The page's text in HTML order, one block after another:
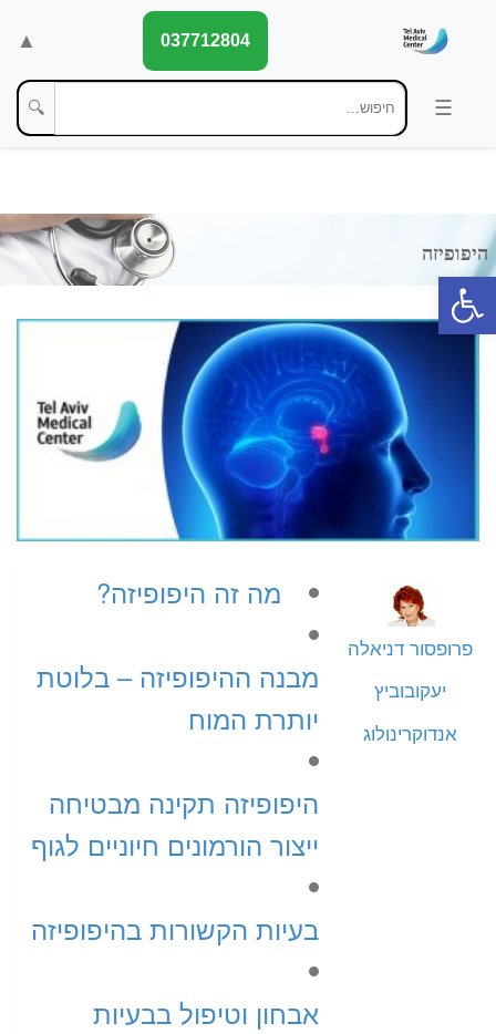
פתח סרגל נגישות
▲ 037712804
🔍
פרופסור דניאלה
יעקובוביץ
אנדוקרינולוג
מה זה היפופיזה?
מבנה ההיפופיזה – בלוטת
יותרת המוח
היפופיזה תקינה מבטיחה
ייצור הורמונים חיוניים לגוף
בעיות הקשורות בהיפופיזה
אבחון וטיפול בבעיות